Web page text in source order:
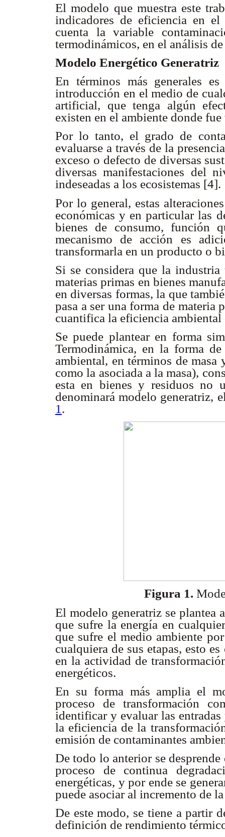
El modelo que muestra este
indicadores de eficiencia en
cuenta la variable
termodinámicos, en el análisis
Modelo Energético Generatriz
En términos más generales
introducción en el medio de
artificial, que tenga algún
existen en el ambiente donde
Por lo tanto, el grado de
evaluarse a través de la
exceso o defecto de diversas
diversas manifestaciones del
indeseadas a los ecosistemas [4].
Por lo general, estas
económicas y en particular las
bienes de consumo, función
mecanismo de acción es
transformarla en un producto o
Si se considera que la
materias primas en bienes
en diversas formas, la que
pasa a ser una forma de materia
cuantifica la eficiencia
Se puede plantear en forma
Termodinámica, en la forma
ambiental, en términos de masa
como la asociada a la masa),
esta en bienes y residuos no
denominará modelo generatriz,
1 .
Figura 1.
El modelo generatriz se plantea
que sufre la energía en
que sufre el medio ambiente
cualquiera de sus etapas, esto
en la actividad de
energéticos.
En su forma más amplia el
proceso de transformación
identificar y evaluar las
la eficiencia de la
emisión de contaminantes
De todo lo anterior se
proceso de continua
energéticas, y por ende se
puede asociar al incremento de
De este modo, se tiene a partir
definición de rendimiento